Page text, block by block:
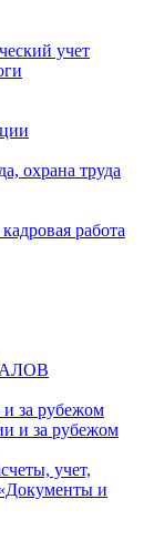
учет
охрана труда
работа
за рубежом
и за рубежом
учет,
и